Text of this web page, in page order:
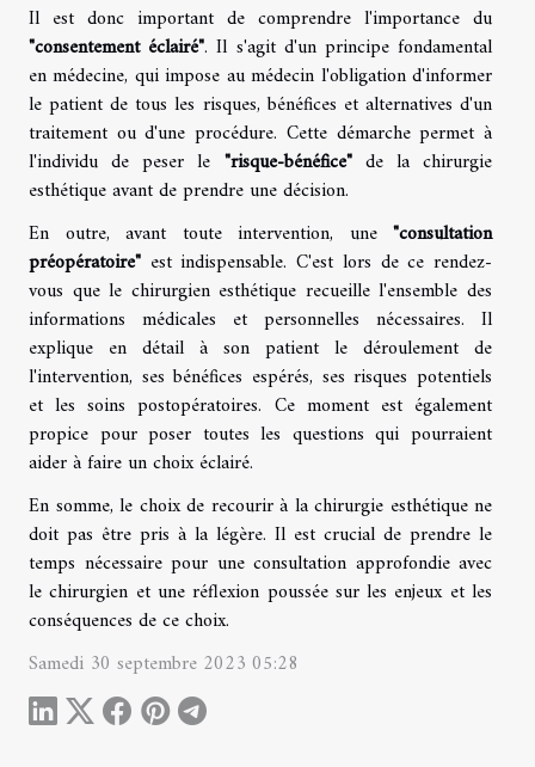
Il est donc important de comprendre l'importance du
"consentement éclairé". Il s'agit d'un principe fondamental
en médecine, qui impose au médecin l'obligation d'informer
le patient de tous les risques, bénéfices et alternatives d'un
traitement ou d'une procédure. Cette démarche permet à
l'individu de peser le "risque-bénéfice"de la chirurgie
esthétique avant de prendre une décision.
En outre, avant toute intervention, une "consultation
préopératoire" est indispensable. C'est lors de ce rendez-
vous que le chirurgien esthétique recueille l'ensemble des
informations médicales et personnelles nécessaires. Il
explique en détail à son patient le déroulement de
l'intervention, ses bénéfices espérés, ses risques potentiels
et les soins postopératoires. Ce moment est également
propice pour poser toutes les questions qui pourraient
aider à faire un choix éclairé.
En somme, le choix de recourir à la chirurgie esthétique ne
doit pas être pris à la légère. Il est crucial de prendre le
temps nécessaire pour une consultation approfondie avec
le chirurgien et une réflexion poussée sur les enjeux et les
conséquences de ce choix.
Samedi 30 septembre 2023 05:28